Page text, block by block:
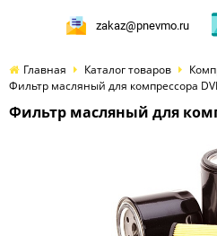
zakaz@pnevmo.ru
Главная Каталог товаров
Фильтр масляный для компрессора
Фильтр масляный для